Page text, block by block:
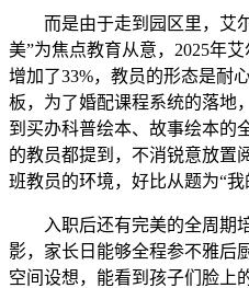
而是由于走到园区里，艾尔
美”为焦点教育从意，2025年
增加了33%，教员的形态是耐
板，为了婚配课程系统的落地
到买办科普绘本、故事绘本的
的教员都提到，不消锐意放置
班教员的环境，好比从题为“我
入职后还有完美的全周期培
影，家长日能够全程参不雅后
空间设想，能看到孩子们脸上